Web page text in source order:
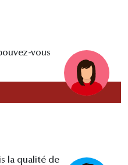
vous
la qualité de